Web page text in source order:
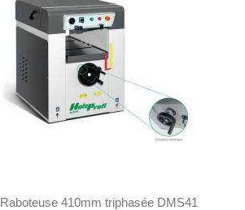
Raboteuse 410mm triphasée DMS41